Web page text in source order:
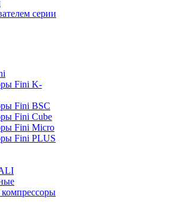
серии
Fini K-
Fini BSC
Fini Cube
Fini Micro
Fini PLUS
компрессоры